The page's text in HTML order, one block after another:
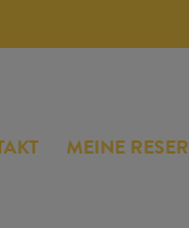
MEINE